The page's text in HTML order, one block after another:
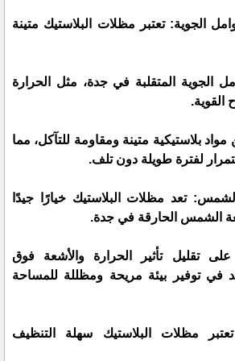
الجوية: تعتبر مظلات البلاستيك متينة
الجوية المتقلبة في جدة، مثل الحرارة
القوية.
بلاستيكية متينة ومقاومة للتآكل، مما
لفترة طويلة دون تلف.
تعد مظلات البلاستيك خيارًا جيدًا
الشمس الحارقة في جدة.
تقليل تأثير الحرارة والأشعة فوق
في توفير بيئة مريحة ومظللة للمساحة
مظلات البلاستيك سهلة التنظيف